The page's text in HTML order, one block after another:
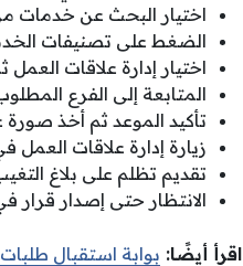
اختيار البحث عن خدمات
الضغط على تصنيفات
اختيار إدارة علاقات
المتابعة إلى الفرع
تأكيد الموعد ثم أخذ صورة
زيارة إدارة علاقات العمل
تقديم تظلم على بلاغ
الانتظار حتى إصدار قرار
اقرأ أيضًا: بوابة استقبال